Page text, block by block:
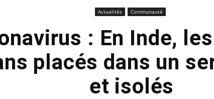
Actualités Communauté
: En Inde,
placés dans un
et isolés